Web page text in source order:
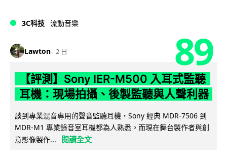
3C科技 流動音樂
Lawton 2 日 89
【評測】Sony IER-M500 入耳式監聽
耳機：現場拍攝、後製監聽與人聲利器
談到專業混音專用的聲音監聽耳機，Sony 經典 MDR-7506 到
MDR-M1 專業錄音室耳機都為人熟悉。而現在舞台製作者與創
意影像製作...
閱讀全文